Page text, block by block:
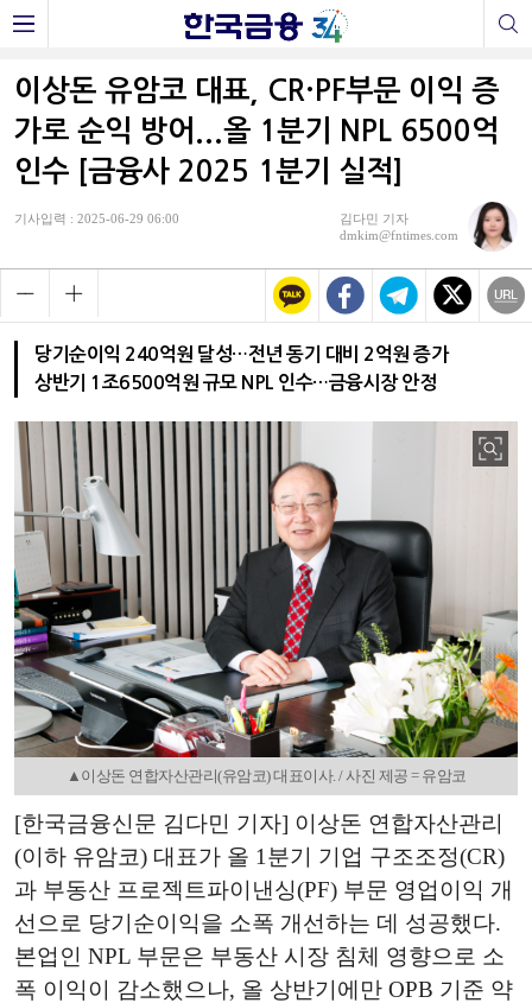
이상돈 유암코 대표, CR·PF부문 이익 증
가로 순익 방어...올 1분기 NPL 6500억
인수 [금융사 2025 1분기 실적]
기사입력 : 2025-06-29 06:00
김다민 기자
dmkim@fntimes.com
당기순이익 240억원 달성…전년 동기 대비 2억원 증가
상반기 1조6500억원 규모 NPL 인수…금융시장 안정
▲이상돈 연합자산관리(유암코) 대표이사. / 사진 제공 = 유암코
[한국금융신문 김다민 기자] 이상돈 연합자산관리
(이하 유암코) 대표가 올 1분기 기업 구조조정(CR)
과 부동산 프로젝트파이낸싱(PF) 부문 영업이익 개
선으로 당기순이익을 소폭 개선하는 데 성공했다.
본업인 NPL 부문은 부동산 시장 침체 영향으로 소
폭 이익이 감소했으나, 올 상반기에만 OPB 기준 약